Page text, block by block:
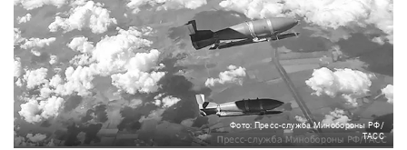
Фото: Пресс-служба Минобороны РФ/
ТАСС